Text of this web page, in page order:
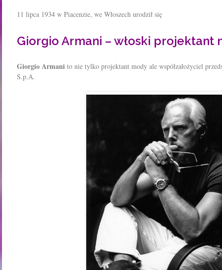
11 lipca 1934 w Piacenzie, we Włoszech urodził się
Giorgio Armani – włoski projektant
Giorgio Armani to nie tylko projektant mody ale współzałożyciel
S.p.A.